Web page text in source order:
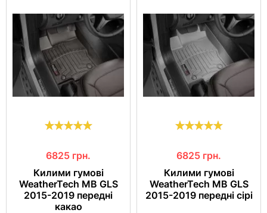
6825 грн.
Килими гумові
WeatherTech MB GLS
2015-2019 передні
какао
6825 грн.
Килими гумові
WeatherTech MB GLS
2015-2019 передні сірі